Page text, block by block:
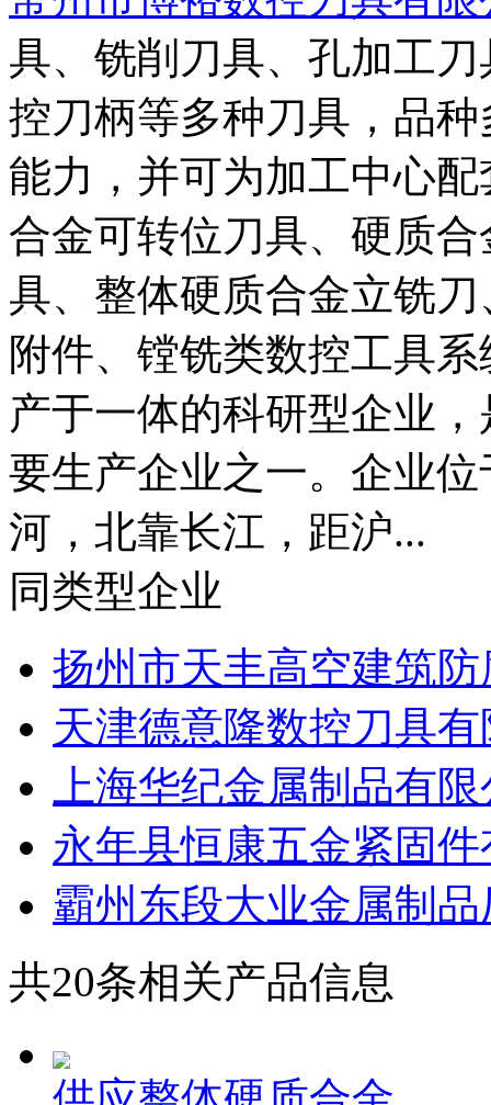
常州市博裕数控刀具有限
具、铣削刀具、孔加工
控刀柄等多种刀具，品
能力，并可为加工中心
合金可转位刀具、硬质
具、整体硬质合金立铣
附件、镗铣类数控工具
产于一体的科研型企业
要生产企业之一。企业
河，北靠长江，距沪...
同类型企业
扬州市天丰高空建筑
天津德意隆数控刀具
上海华纪金属制品有限
永年县恒康五金紧固
霸州东段大业金属制品
共
条相关产品信息